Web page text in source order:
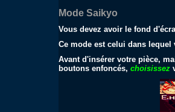
Mode Saikyo
Vous devez avoir le fond
Ce mode est celui dans
Avant d'insérer votre pièce,
boutons enfoncés,choisissez